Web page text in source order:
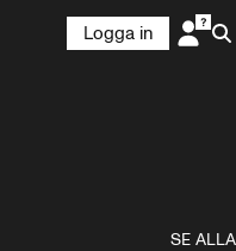
Logga in
SE ALLA